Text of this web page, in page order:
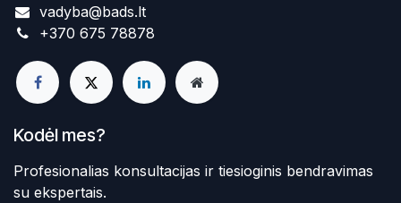
vadyba@bads.lt
+370 675 78878
Kodėl mes?
Profesionalias konsultacijas ir tiesioginis bendravimas
su ekspertais.